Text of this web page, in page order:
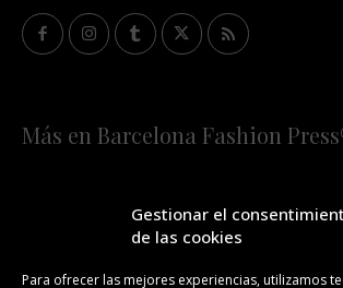
Gestionar el
de las cookies
Para ofrecer las mejores experiencias, utilizamos
Más en Barcelona Fashion
¡SUSCRÍBETE A NUESTRA FASHION